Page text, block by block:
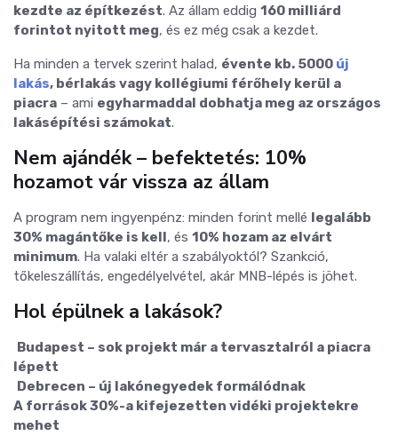
kezdte az építkezést. Az állam eddig 160 milliárd
forintot nyitott meg, és ez még csak a kezdet.
Ha minden a tervek szerint halad, évente kb. 5000 új
lakás, bérlakás vagy kollégiumi férőhely kerül a
piacra – ami egyharmaddal dobhatja meg az országos
lakásépítési számokat.
Nem ajándék – befektetés: 10%
hozamot vár vissza az állam
A program nem ingyenpénz: minden forint mellé legalább
30% magántőke is kell, és 10% hozam az elvárt
minimum. Ha valaki eltér a szabályoktól? Szankció,
tőkeleszállítás, engedélyelvétel, akár MNB-lépés is jöhet.
Hol épülnek a lakások?
Budapest – sok projekt már a tervasztalról a piacra
lépett
Debrecen – új lakónegyedek formálódnak
A források 30%-a kifejezetten vidéki projektekre
mehet